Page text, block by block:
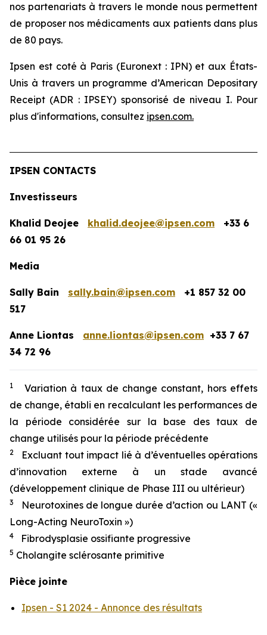
nos partenariats à travers le monde nous permettent
de proposer nos médicaments aux patients dans plus
de 80 pays.
Ipsen est coté à Paris (Euronext : IPN) et aux États-
Unis à travers un programme d’American Depositary
Receipt (ADR : IPSEY) sponsorisé de niveau I. Pour
plus d'informations, consultez ipsen.com.
IPSEN CONTACTS
Investisseurs
Khalid Deojee khalid.deojee@ipsen.com +33 6
66 01 95 26
Media
Sally Bain sally.bain@ipsen.com +1 857 32 00
517
Anne Liontas anne.liontas@ipsen.com +33 7 67
34 72 96
1
Variation à taux de change constant, hors effets
de change, établi en recalculant les performances de
la période considérée sur la base des taux de
change utilisés pour la période précédente
2
Excluant tout impact lié à d’éventuelles opérations
d’innovation externe à un stade avancé
(développement clinique de Phase III ou ultérieur)
3
Neurotoxines de longue durée d’action ou LANT («
Long-Acting NeuroToxin »)
4 Fibrodysplasie ossifiante progressive
5 Cholangite sclérosante primitive
Pièce jointe
Ipsen - S1 2024 - Annonce des résultats